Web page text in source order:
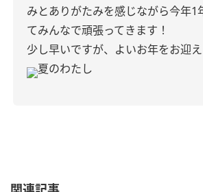
みとありがたみを感じながら今年1
てみんなで頑張ってきます！
少し早いですが、 よいお年をお迎
夏のわたし